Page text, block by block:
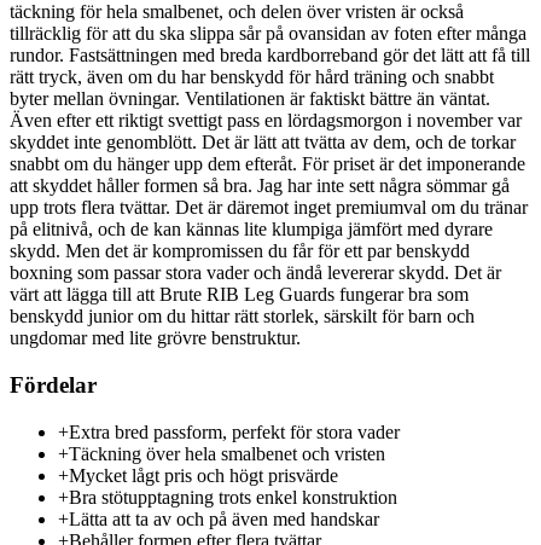
täckning för hela smalbenet, och delen över vristen är också
tillräcklig för att du ska slippa sår på ovansidan av foten efter många
rundor. Fastsättningen med breda kardborreband gör det lätt att få till
rätt tryck, även om du har benskydd för hård träning och snabbt
byter mellan övningar. Ventilationen är faktiskt bättre än väntat.
Även efter ett riktigt svettigt pass en lördagsmorgon i november var
skyddet inte genomblött. Det är lätt att tvätta av dem, och de torkar
snabbt om du hänger upp dem efteråt. För priset är det imponerande
att skyddet håller formen så bra. Jag har inte sett några sömmar gå
upp trots flera tvättar. Det är däremot inget premiumval om du tränar
på elitnivå, och de kan kännas lite klumpiga jämfört med dyrare
skydd. Men det är kompromissen du får för ett par benskydd
boxning som passar stora vader och ändå levererar skydd. Det är
värt att lägga till att Brute RIB Leg Guards fungerar bra som
benskydd junior om du hittar rätt storlek, särskilt för barn och
ungdomar med lite grövre benstruktur.
Fördelar
+Extra bred passform, perfekt för stora vader
+Täckning över hela smalbenet och vristen
+Mycket lågt pris och högt prisvärde
+Bra stötupptagning trots enkel konstruktion
+Lätta att ta av och på även med handskar
+Behåller formen efter flera tvättar